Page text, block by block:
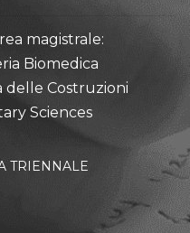
magistrale:
Biomedica
delle Costruzioni
Sciences
TRIENNALE